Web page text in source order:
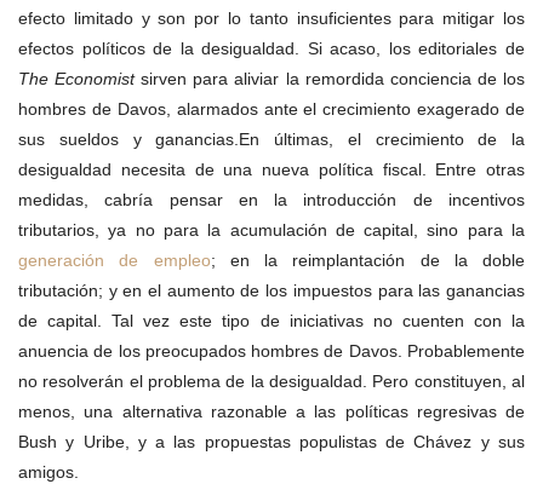
efecto limitado y son por lo tanto insuficientes para mitigar los
efectos políticos de la desigualdad. Si acaso, los editoriales de
The Economistsirven para aliviar la remordida conciencia de los
hombres de Davos, alarmados ante el crecimiento exagerado de
sus sueldos y ganancias.En últimas, el crecimiento de la
desigualdad necesita de una nueva política fiscal. Entre otras
medidas, cabría pensar en la introducción de incentivos
tributarios, ya no para la acumulación de capital, sino para la
generación de empleo; en la reimplantación de la doble
tributación; y en el aumento de los impuestos para las ganancias
de capital. Tal vez este tipo de iniciativas no cuenten con la
anuencia de los preocupados hombres de Davos. Probablemente
no resolverán el problema de la desigualdad. Pero constituyen, al
menos, una alternativa razonable a las políticas regresivas de
Bush y Uribe, y a las propuestas populistas de Chávez y sus
amigos.